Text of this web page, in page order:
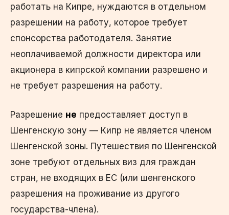
работать на Кипре, нуждаются в отдельном
разрешении на работу, которое требует
спонсорства работодателя. Занятие
неоплачиваемой должности директора или
акционера в кипрской компании разрешено и
не требует разрешения на работу.
Разрешение не предоставляет доступ в
Шенгенскую зону — Кипр не является членом
Шенгенской зоны. Путешествия по Шенгенской
зоне требуют отдельных виз для граждан
стран, не входящих в ЕС (или шенгенского
разрешения на проживание из другого
государства-члена).